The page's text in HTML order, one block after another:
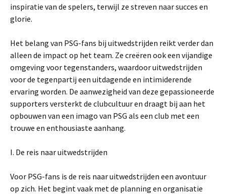
inspiratie van de spelers, terwijl ze streven naar succes en
glorie.
Het belang van PSG-fans bij uitwedstrijden reikt verder dan
alleen de impact op het team. Ze creëren ook een vijandige
omgeving voor tegenstanders, waardoor uitwedstrijden
voor de tegenpartij een uitdagende en intimiderende
ervaring worden. De aanwezigheid van deze gepassioneerde
supporters versterkt de clubcultuur en draagt bij aan het
opbouwen van een imago van PSG als een club met een
trouwe en enthousiaste aanhang.
I. De reis naar uitwedstrijden
Voor PSG-fans is de reis naar uitwedstrijden een avontuur
op zich. Het begint vaak met de planning en organisatie